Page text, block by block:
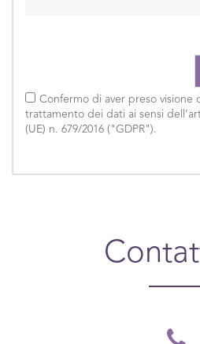
Confermo di aver preso visione
trattamento dei dati ai sensi
(UE) n. 679/2016 ("GDPR").